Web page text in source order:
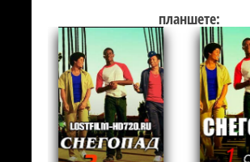
планшете: